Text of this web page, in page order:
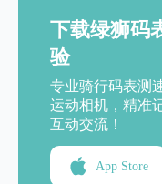
下载绿狮码
验
专业骑行码表测
运动相机，精准
互动交流！
App Store